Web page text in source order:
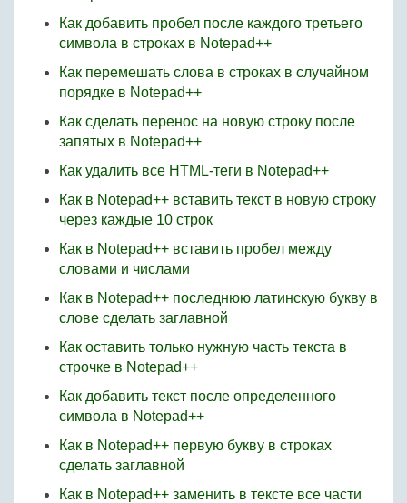
Как добавить пробел после каждого третьего
символа в строках в Notepad++
Как перемешать слова в строках в случайном
порядке в Notepad++
Как сделать перенос на новую строку после
запятых в Notepad++
Как удалить все HTML-теги в Notepad++
Как в Notepad++ вставить текст в новую строку
через каждые 10 строк
Как в Notepad++ вставить пробел между
словами и числами
Как в Notepad++ последнюю латинскую букву в
слове сделать заглавной
Как оставить только нужную часть текста в
строчке в Notepad++
Как добавить текст после определенного
символа в Notepad++
Как в Notepad++ первую букву в строках
сделать заглавной
Как в Notepad++ заменить в тексте все части